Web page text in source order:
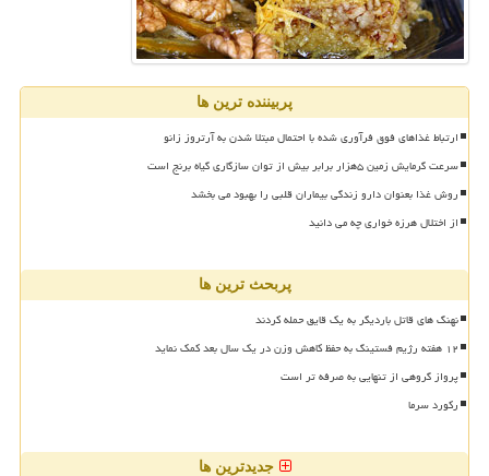
پربیننده ترین ها
ارتباط غذاهای فوق فرآوری شده با احتمال مبتلا شدن به آرتروز زانو
سرعت گرمایش زمین ۵هزار برابر بیش از توان سازگاری گیاه برنج است
روش غذا بعنوان دارو زندگی بیماران قلبی را بهبود می بخشد
از اختلال هرزه خواری چه می دانید
پربحث ترین ها
نهنگ های قاتل باردیگر به یک قایق حمله کردند
۱۲ هفته رژیم فستینگ به حفظ کاهش وزن در یک سال بعد کمک نماید
پرواز گروهی از تنهایی به صرفه تر است
رکورد سرما
جدیدترین ها